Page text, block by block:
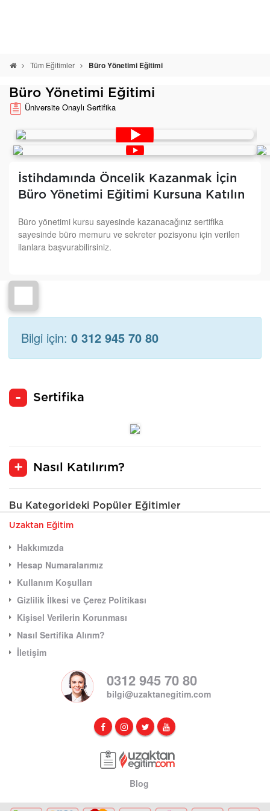
Tüm Eğitimler Büro Yönetimi Eğitimi
Büro Yönetimi Eğitimi
Üniversite Onaylı Sertifika
İstihdamında Öncelik Kazanmak İçin
Büro Yönetimi Eğitimi Kursuna Katılın
Büro yönetimi kursu sayesinde kazanacağınız sertifika
sayesinde büro memuru ve sekreter pozisyonu için verilen
ilanlara başvurabilirsiniz.
Bilgi için: 0 312 945 70 80
Sertifika
Nasıl Katılırım?
Bu Kategorideki Popüler Eğitimler
Uzaktan Eğitim
Hakkımızda
Hesap Numaralarımız
Kullanım Koşulları
Gizlilik İlkesi ve Çerez Politikası
Kişisel Verilerin Korunması
Nasıl Sertifika Alırım?
İletişim
0312 945 70 80
bilgi@uzaktanegitim.com
Blog